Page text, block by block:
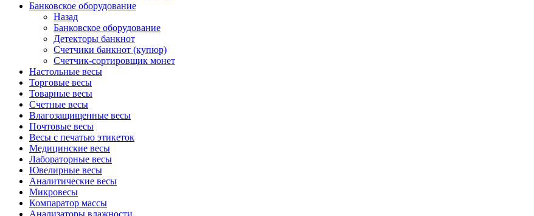
Банковское оборудование
Назад
Банковское оборудование
Детекторы банкнот
Cчетчики банкнот (купюр)
Счетчик-сортировщик монет
Настольные весы
Торговые весы
Товарные весы
Счетные весы
Влагозащищенные весы
Почтовые весы
Весы с печатью этикеток
Медицинские весы
Лабораторные весы
Ювелирные весы
Аналитические весы
Микровесы
Компаратор массы
Анализаторы влажности